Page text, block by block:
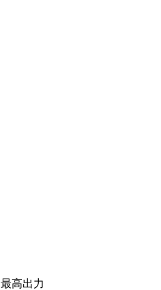
最高出力